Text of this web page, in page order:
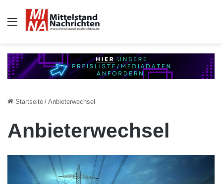
Auswahl
Startseite / Anbieterwechsel
Anbieterwechsel